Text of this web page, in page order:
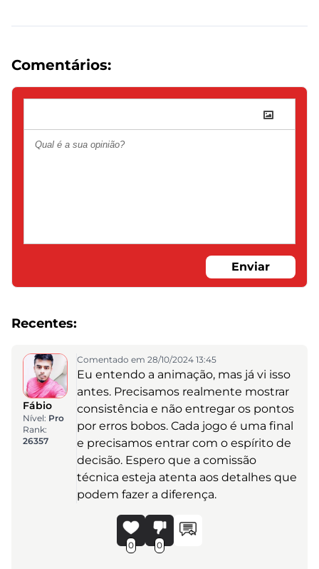
Comentários:
Enviar
Recentes:
Fábio
Nível: Pro
Rank:
26357
Comentado em 28/10/2024 13:45
Eu entendo a animação, mas já vi isso
antes. Precisamos realmente mostrar
consistência e não entregar os pontos
por erros bobos. Cada jogo é uma final
e precisamos entrar com o espírito de
decisão. Espero que a comissão
técnica esteja atenta aos detalhes que
podem fazer a diferença.
0 0